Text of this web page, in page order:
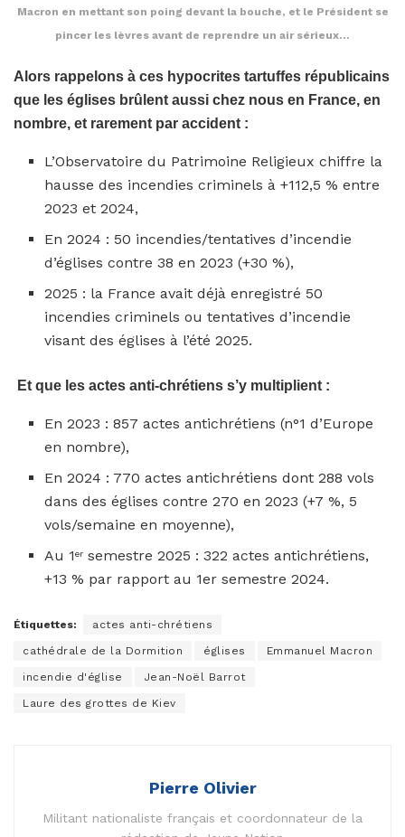
Macron en mettant son poing devant la bouche, et le Président se
pincer les lèvres avant de reprendre un air sérieux…
Alors rappelons à ces hypocrites tartuffes républicains
que les églises brûlent aussi chez nous en France, en
nombre, et rarement par accident :
L’Observatoire du Patrimoine Religieux chiffre la
hausse des incendies criminels à +112,5 % entre
2023 et 2024,
En 2024 : 50 incendies/tentatives d’incendie
d’églises contre 38 en 2023 (+30 %),
2025 : la France avait déjà enregistré 50
incendies criminels ou tentatives d’incendie
visant des églises à l’été 2025.
Et que les actes anti-chrétiens s’y multiplient :
En 2023 : 857 actes antichrétiens (n°1 d’Europe
en nombre),
En 2024 : 770 actes antichrétiens dont 288 vols
dans des églises contre 270 en 2023 (+7 %, 5
vols/semaine en moyenne),
Au 1er semestre 2025 : 322 actes antichrétiens,
+13 % par rapport au 1er semestre 2024.
Étiquettes: actes anti-chrétiens
cathédrale de la Dormition églises Emmanuel Macron
incendie d'église Jean-Noël Barrot
Laure des grottes de Kiev
Pierre Olivier
Militant nationaliste français et coordonnateur de la